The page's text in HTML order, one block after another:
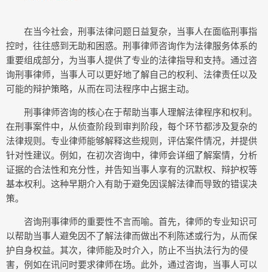
在当今社会，刑事法律问题日益复杂，当事人在面临刑事指
控时，往往感到无助和困惑。刑事律师咨询作为法律服务体系的
重要组成部分，为当事人提供了专业的法律指导和支持。通过咨
询刑事律师，当事人可以更好地了解自己的权利、法律责任以及
可能的辩护策略，从而在司法程序中占据主动。
刑事律师咨询的核心在于帮助当事人理解法律程序和权利。
在刑事案件中，从侦查阶段到审判阶段，每个环节都涉及复杂的
法律规则。专业律师能够解释这些规则，评估案件情况，并提供
针对性建议。例如，在初次咨询中，律师会详细了解案情，分析
证据的合法性和充分性，并告知当事人享有的沉默权、辩护权等
基本权利。这种早期介入有助于避免因误解法律而导致的错误决
策。
咨询刑事律师的重要性不言而喻。首先，律师的专业知识可
以帮助当事人避免因不了解法律而做出不利陈述或行为，从而保
护自身权益。其次，律师能及时介入，防止不当执法行为的侵
害，例如在讯问时要求律师在场。此外，通过咨询，当事人可以